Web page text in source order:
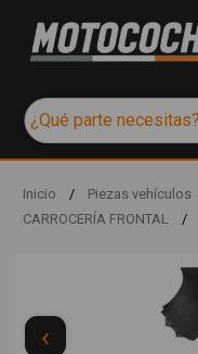
Inicio / Piezas vehículos
CARROCERÍA FRONTAL
/
‹